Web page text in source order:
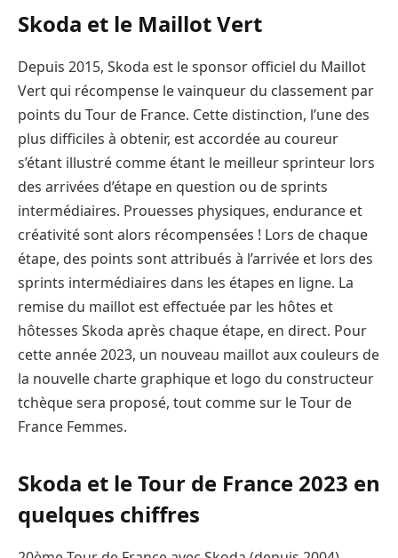
Skoda et le Maillot Vert
Depuis 2015, Skoda est le sponsor officiel du Maillot
Vert qui récompense le vainqueur du classement par
points du Tour de France. Cette distinction, l’une des
plus difficiles à obtenir, est accordée au coureur
s’étant illustré comme étant le meilleur sprinteur lors
des arrivées d’étape en question ou de sprints
intermédiaires. Prouesses physiques, endurance et
créativité sont alors récompensées ! Lors de chaque
étape, des points sont attribués à l’arrivée et lors des
sprints intermédiaires dans les étapes en ligne. La
remise du maillot est effectuée par les hôtes et
hôtesses Skoda après chaque étape, en direct. Pour
cette année 2023, un nouveau maillot aux couleurs de
la nouvelle charte graphique et logo du constructeur
tchèque sera proposé, tout comme sur le Tour de
France Femmes.
Skoda et le Tour de France 2023 en
quelques chiffres